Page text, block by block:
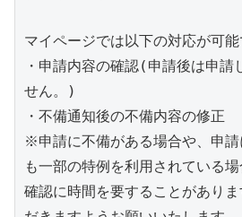
マイページでは以下の対応が可能
・申請内容の確認(申請後は申請
せん。)
・不備通知後の不備内容の修正
※申請に不備がある場合や、申
も一部の特例を利用されている場
確認に時間を要することがあり